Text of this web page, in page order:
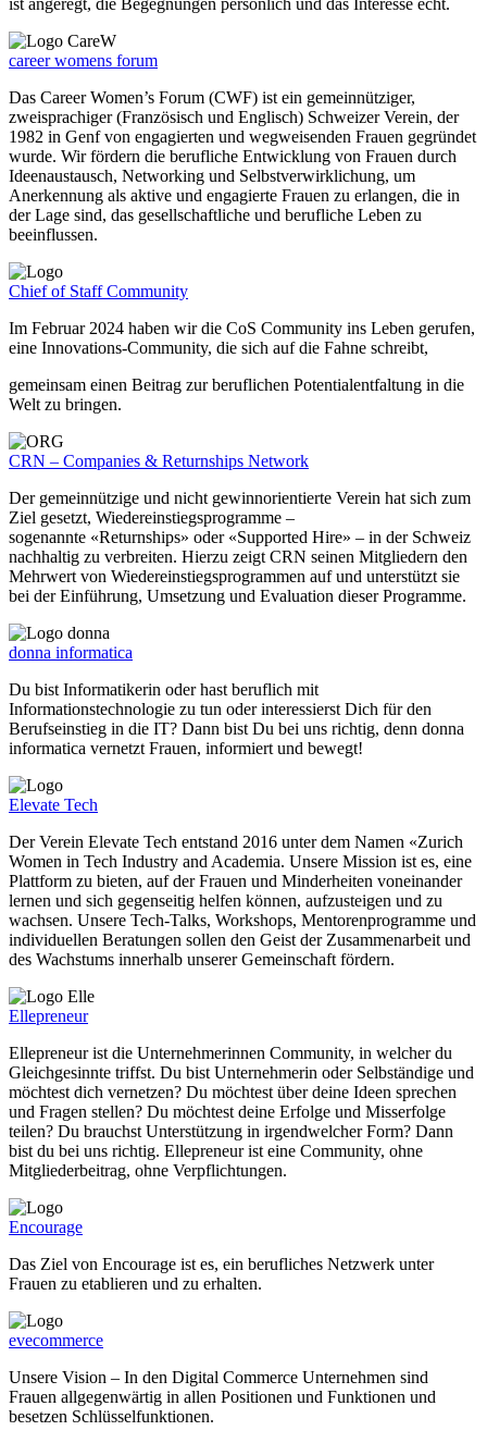
ist angeregt, die Begegnungen persönlich und das Interesse echt.
career womens forum
Das Career Women’s Forum (CWF) ist ein gemeinnütziger,
zweisprachiger (Französisch und Englisch) Schweizer Verein, der
1982 in Genf von engagierten und wegweisenden Frauen gegründet
wurde. Wir fördern die berufliche Entwicklung von Frauen durch
Ideenaustausch, Networking und Selbstverwirklichung, um
Anerkennung als aktive und engagierte Frauen zu erlangen, die in
der Lage sind, das gesellschaftliche und berufliche Leben zu
beeinflussen.
Chief of Staff Community
Im Februar 2024 haben wir die CoS Community ins Leben gerufen,
eine Innovations-Community, die sich auf die Fahne schreibt,
gemeinsam einen Beitrag zur beruflichen Potentialentfaltung in die
Welt zu bringen.
CRN – Companies & Returnships Network
Der gemeinnützige und nicht gewinnorientierte Verein hat sich zum
Ziel gesetzt, Wiedereinstiegsprogramme –
sogenannte «Returnships» oder «Supported Hire» – in der Schweiz
nachhaltig zu verbreiten. Hierzu zeigt CRN seinen Mitgliedern den
Mehrwert von Wiedereinstiegsprogrammen auf und unterstützt sie
bei der Einführung, Umsetzung und Evaluation dieser Programme.
donna informatica
Du bist Informatikerin oder hast beruflich mit
Informationstechnologie zu tun oder interessierst Dich für den
Berufseinstieg in die IT? Dann bist Du bei uns richtig, denn donna
informatica vernetzt Frauen, informiert und bewegt!
Elevate Tech
Der Verein Elevate Tech entstand 2016 unter dem Namen «Zurich
Women in Tech Industry and Academia. Unsere Mission ist es, eine
Plattform zu bieten, auf der Frauen und Minderheiten voneinander
lernen und sich gegenseitig helfen können, aufzusteigen und zu
wachsen. Unsere Tech-Talks, Workshops, Mentorenprogramme und
individuellen Beratungen sollen den Geist der Zusammenarbeit und
des Wachstums innerhalb unserer Gemeinschaft fördern.
Ellepreneur
Ellepreneur ist die Unternehmerinnen Community, in welcher du
Gleichgesinnte triffst. Du bist Unternehmerin oder Selbständige und
möchtest dich vernetzen? Du möchtest über deine Ideen sprechen
und Fragen stellen? Du möchtest deine Erfolge und Misserfolge
teilen? Du brauchst Unterstützung in irgendwelcher Form? Dann
bist du bei uns richtig. Ellepreneur ist eine Community, ohne
Mitgliederbeitrag, ohne Verpflichtungen.
Encourage
Das Ziel von Encourage ist es, ein berufliches Netzwerk unter
Frauen zu etablieren und zu erhalten.
evecommerce
Unsere Vision – In den Digital Commerce Unternehmen sind
Frauen allgegenwärtig in allen Positionen und Funktionen und
besetzen Schlüsselfunktionen.